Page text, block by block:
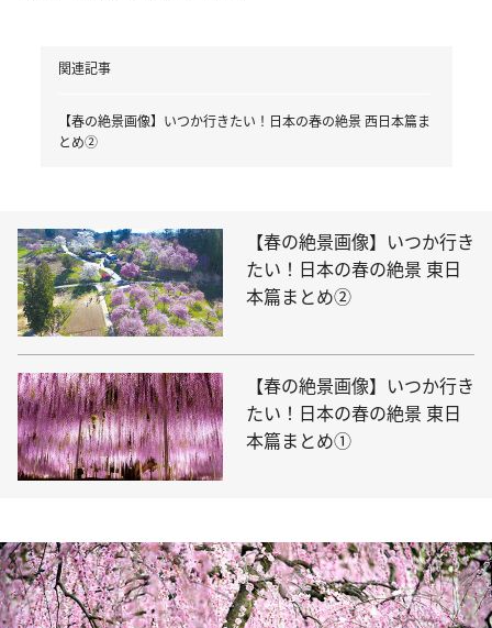
関連記事
【春の絶景画像】いつか行きたい！日本の春の絶景 西日本篇ま
とめ②
【春の絶景画像】いつか行き
たい！日本の春の絶景 東日
本篇まとめ②
【春の絶景画像】いつか行き
たい！日本の春の絶景 東日
本篇まとめ①